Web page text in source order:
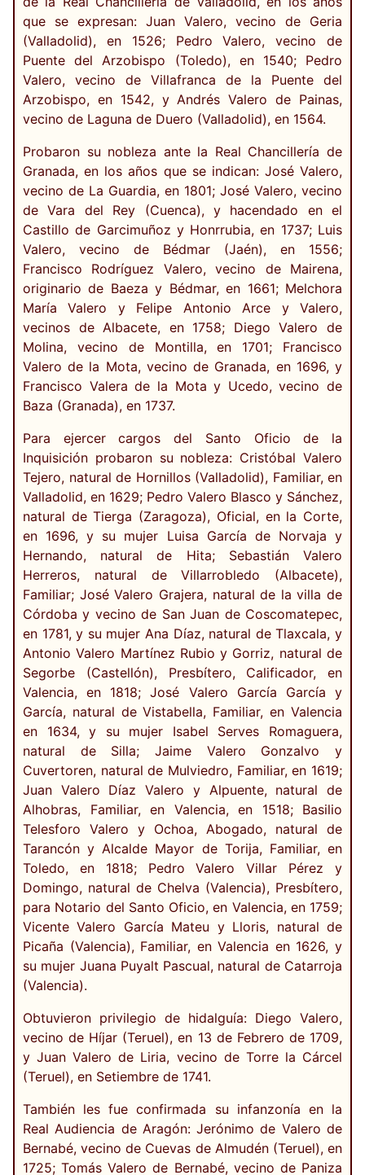
que se expresan: Juan Valero, vecino de Geria
(Valladolid), en 1526; Pedro Valero, vecino de
Puente del Arzobispo (Toledo), en 1540; Pedro
Valero, vecino de Villafranca de la Puente del
Arzobispo, en 1542, y Andrés Valero de Painas,
vecino de Laguna de Duero (Valladolid), en 1564.
Probaron su nobleza ante la Real Chancillería de
Granada, en los años que se indican: José Valero,
vecino de La Guardia, en 1801; José Valero, vecino
de Vara del Rey (Cuenca), y hacendado en el
Castillo de Garcimuñoz y Honrrubia, en 1737; Luis
Valero, vecino de Bédmar (Jaén), en 1556;
Francisco Rodríguez Valero, vecino de Mairena,
originario de Baeza y Bédmar, en 1661; Melchora
María Valero y Felipe Antonio Arce y Valero,
vecinos de Albacete, en 1758; Diego Valero de
Molina, vecino de Montilla, en 1701; Francisco
Valero de la Mota, vecino de Granada, en 1696, y
Francisco Valera de la Mota y Ucedo, vecino de
Baza (Granada), en 1737.
Para ejercer cargos del Santo Oficio de la
Inquisición probaron su nobleza: Cristóbal Valero
Tejero, natural de Hornillos (Valladolid), Familiar, en
Valladolid, en 1629; Pedro Valero Blasco y Sánchez,
natural de Tierga (Zaragoza), Oficial, en la Corte,
en 1696, y su mujer Luisa García de Norvaja y
Hernando, natural de Hita; Sebastián Valero
Herreros, natural de Villarrobledo (Albacete),
Familiar; José Valero Grajera, natural de la villa de
Córdoba y vecino de San Juan de Coscomatepec,
en 1781, y su mujer Ana Díaz, natural de Tlaxcala, y
Antonio Valero Martínez Rubio y Gorriz, natural de
Segorbe (Castellón), Presbítero, Calificador, en
Valencia, en 1818; José Valero García García y
García, natural de Vistabella, Familiar, en Valencia
en 1634, y su mujer Isabel Serves Romaguera,
natural de Silla; Jaime Valero Gonzalvo y
Cuvertoren, natural de Mulviedro, Familiar, en 1619;
Juan Valero Díaz Valero y Alpuente, natural de
Alhobras, Familiar, en Valencia, en 1518; Basilio
Telesforo Valero y Ochoa, Abogado, natural de
Tarancón y Alcalde Mayor de Torija, Familiar, en
Toledo, en 1818; Pedro Valero Villar Pérez y
Domingo, natural de Chelva (Valencia), Presbítero,
para Notario del Santo Oficio, en Valencia, en 1759;
Vicente Valero García Mateu y Lloris, natural de
Picaña (Valencia), Familiar, en Valencia en 1626, y
su mujer Juana Puyalt Pascual, natural de Catarroja
(Valencia).
Obtuvieron privilegio de hidalguía: Diego Valero,
vecino de Híjar (Teruel), en 13 de Febrero de 1709,
y Juan Valero de Liria, vecino de Torre la Cárcel
(Teruel), en Setiembre de 1741.
También les fue confirmada su infanzonía en la
Real Audiencia de Aragón: Jerónimo de Valero de
Bernabé, vecino de Cuevas de Almudén (Teruel), en
1725; Tomás Valero de Bernabé, vecino de Paniza